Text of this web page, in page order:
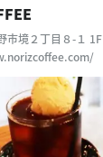
市境２丁目８-１ 1F